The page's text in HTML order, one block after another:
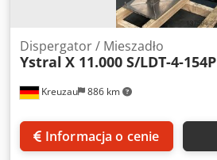
Kreuzau 886 km
Dispergator / Mieszadło
Ystral X 11.000 S/LDT-4-154P
Informacja o cenie